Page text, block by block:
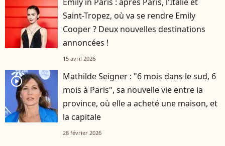
Saint-Tropez, où va se rendre Emily
Cooper ? Deux nouvelles destinations
annoncées !
15 avril 2026
player2
Mathilde Seigner : "6 mois dans le sud, 6
mois à Paris", sa nouvelle vie entre la
province, où elle a acheté une maison, et
la capitale
28 février 2026